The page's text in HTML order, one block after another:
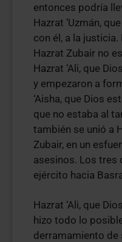
entonces podría
Hazrat ‘Uzmán,
con él, a la
Hazrat Zubair no
Hazrat ‘Ali, que
y empezaron a
‘Aisha, que Dios
que no estaba al
también se unió a
Zubair, en un
asesinos. Los tres
ejército hacia
Hazrat ‘Ali, que
hizo todo lo
derramamiento de